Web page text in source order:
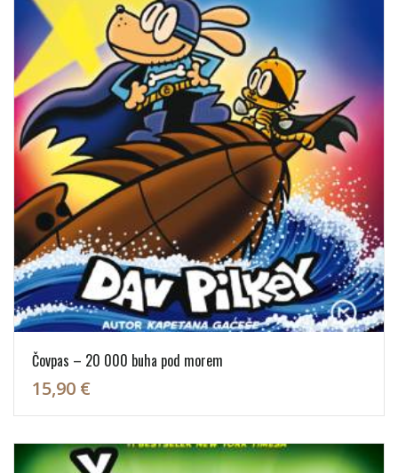
Čovpas – 20 000 buha pod morem
15,90 €